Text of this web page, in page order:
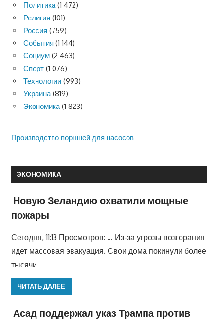
Политика(1 472)
Религия (101)
Россия (759)
События (1 144)
Социум (2 463)
Спорт (1 076)
Технологии (993)
Украина(819)
Экономика(1 823)
Производство поршней для насосов
ЭКОНОМИКА
Новую Зеландию охватили мощные
пожары
Сегодня, 11:13 Просмотров: … Из-за угрозы возгорания
идет массовая эвакуация. Свои дома покинули более
тысячи
ЧИТАТЬ ДАЛЕЕ
Асад поддержал указ Трампа против